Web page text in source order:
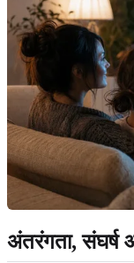
अंतरंगता, संघर्ष